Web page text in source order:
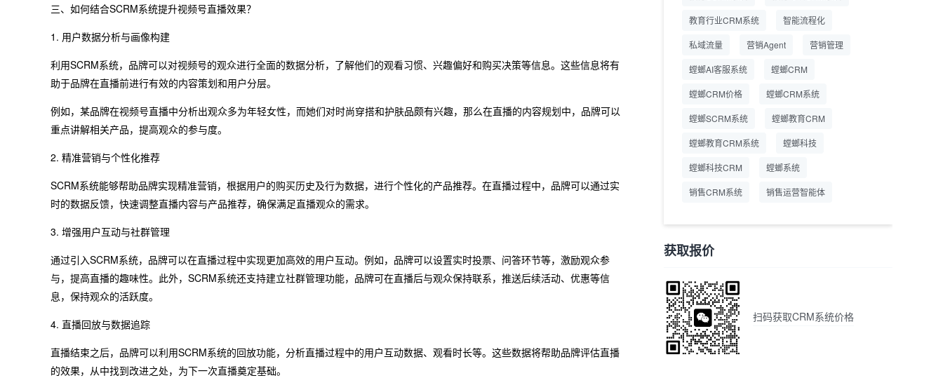
三、如何结合SCRM系统提升视频号直播效果？
1. 用户数据分析与画像构建
利用SCRM系统，品牌可以对视频号的观众进行全面的数据分析，了解他们的观看习惯、兴趣偏好和购买决策等信息。这些信息将有
助于品牌在直播前进行有效的内容策划和用户分层。
例如，某品牌在视频号直播中分析出观众多为年轻女性，而她们对时尚穿搭和护肤品颇有兴趣，那么在直播的内容规划中，品牌可以
重点讲解相关产品，提高观众的参与度。
2. 精准营销与个性化推荐
SCRM系统能够帮助品牌实现精准营销，根据用户的购买历史及行为数据，进行个性化的产品推荐。在直播过程中，品牌可以通过实
时的数据反馈，快速调整直播内容与产品推荐，确保满足直播观众的需求。
3. 增强用户互动与社群管理
通过引入SCRM系统，品牌可以在直播过程中实现更加高效的用户互动。例如，品牌可以设置实时投票、问答环节等，激励观众参
与，提高直播的趣味性。此外，SCRM系统还支持建立社群管理功能，品牌可在直播后与观众保持联系，推送后续活动、优惠等信
息，保持观众的活跃度。
4. 直播回放与数据追踪
直播结束之后，品牌可以利用SCRM系统的回放功能，分析直播过程中的用户互动数据、观看时长等。这些数据将帮助品牌评估直播
的效果，从中找到改进之处，为下一次直播奠定基础。
教育行业CRM系统 智能流程化
私域流量 营销Agent 营销管理
螳螂AI客服系统 螳螂CRM
螳螂CRM价格 螳螂CRM系统
螳螂SCRM系统 螳螂教育CRM
螳螂教育CRM系统 螳螂科技
螳螂科技CRM 螳螂系统
销售CRM系统 销售运营智能体
获取报价
扫码获取CRM系统价格